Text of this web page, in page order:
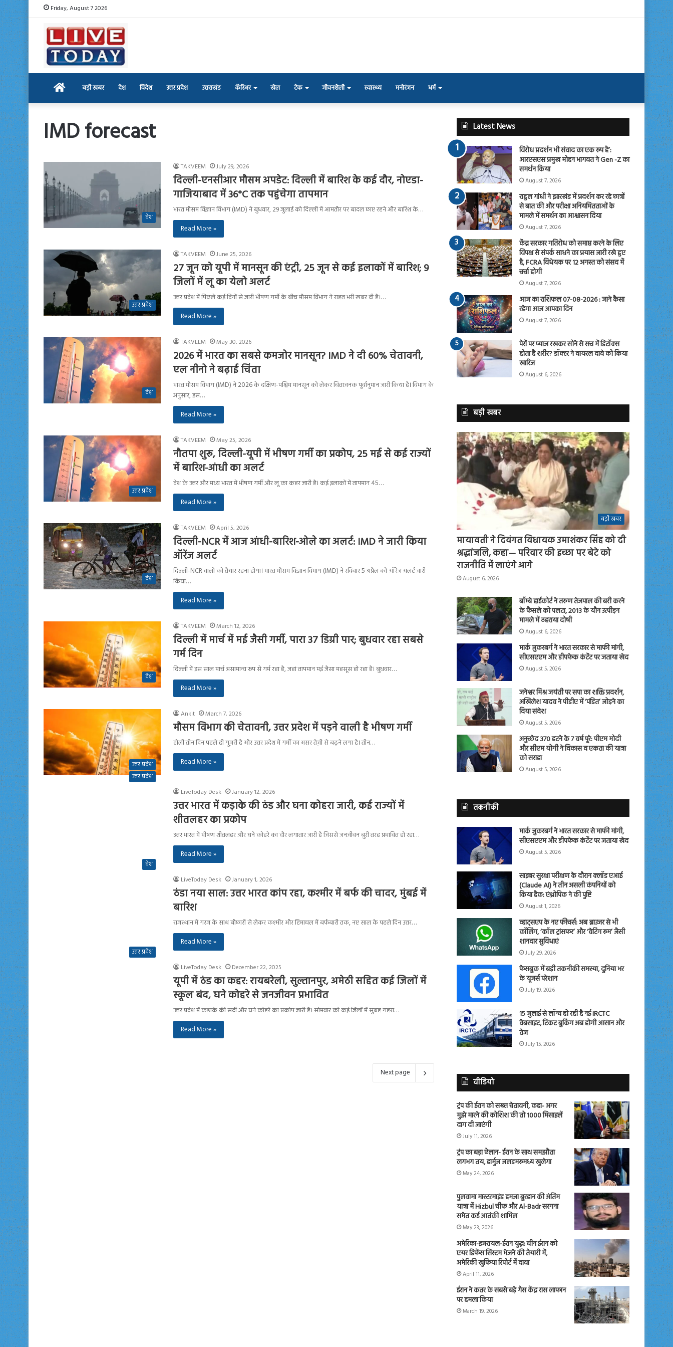
Friday, August 7 2026
Home बड़ी खबर देश विदेश उत्तर प्रदेश उत्तराखंड कॅरिअर खेल टेक जीवनशैली स्वास्थ्य मनोरंजन धर्म
IMD forecast
देश
TAKVEEM July 29, 2026
दिल्ली-एनसीआर मौसम अपडेट: दिल्ली में बारिश के कई दौर, नोएडा-
गाजियाबाद में 36°C तक पहुंचेगा तापमान
भारत मौसम विज्ञान विभाग (IMD) ने बुधवार, 29 जुलाई को दिल्ली में आमतौर पर बादल छाए रहने और बारिश के…
Read More »
उत्तर प्रदेश
TAKVEEM June 25, 2026
27 जून को यूपी में मानसून की एंट्री, 25 जून से कई इलाकों में बारिश; 9
जिलों में लू का येलो अलर्ट
उत्तर प्रदेश में पिछले कई दिनों से जारी भीषण गर्मी के बीच मौसम विभाग ने राहत भरी खबर दी है।…
Read More »
देश
TAKVEEM May 30, 2026
2026 में भारत का सबसे कमजोर मानसून? IMD ने दी 60% चेतावनी,
एल नीनो ने बढ़ाई चिंता
भारत मौसम विभाग (IMD) ने 2026 के दक्षिण-पश्चिम मानसून को लेकर चिंताजनक पूर्वानुमान जारी किया है। विभाग के
अनुसार, इस…
Read More »
उत्तर प्रदेश
TAKVEEM May 25, 2026
नौतपा शुरू, दिल्ली-यूपी में भीषण गर्मी का प्रकोप, 25 मई से कई राज्यों
में बारिश-आंधी का अलर्ट
देश के उत्तर और मध्य भारत में भीषण गर्मी और लू का कहर जारी है। कई इलाकों में तापमान 45…
Read More »
देश
TAKVEEM April 5, 2026
दिल्ली-NCR में आज आंधी-बारिश-ओले का अलर्ट: IMD ने जारी किया
ऑरेंज अलर्ट
दिल्ली-NCR वालों को तैयार रहना होगा। भारत मौसम विज्ञान विभाग (IMD) ने रविवार 5 अप्रैल को ऑरेंज अलर्ट जारी
किया…
Read More »
देश
TAKVEEM March 12, 2026
दिल्ली में मार्च में मई जैसी गर्मी, पारा 37 डिग्री पार; बुधवार रहा सबसे
गर्म दिन
दिल्ली में इस साल मार्च असामान्य रूप से गर्म रहा है, जहां तापमान मई जैसा महसूस हो रहा है। बुधवार…
Read More »
उत्तर प्रदेश
Ankit March 7, 2026
मौसम विभाग की चेतावनी, उत्तर प्रदेश में पड़ने वाली है भीषण गर्मी
होली तीन दिन पहले ही गुज़री है और उत्तर प्रदेश में गर्मी का असर तेज़ी से बढ़ने लगा है। तीन…
Read More »
उत्तर प्रदेश
LiveToday Desk
January 12, 2026
उत्तर भारत में कड़ाके की ठंड और घना कोहरा जारी, कई राज्यों में
शीतलहर का प्रकोप
उत्तर भारत में भीषण शीतलहर और घने कोहरे का दौर लगातार जारी है जिससे जनजीवन बुरी तरह प्रभावित हो रहा…
Read More »
देश
LiveToday Desk
January 1, 2026
ठंडा नया साल: उत्तर भारत कांप रहा, कश्मीर में बर्फ की चादर, मुंबई में
बारिश
राजस्थान में गरज के साथ बौछारों से लेकर कश्मीर और हिमाचल में बर्फबारी तक, नए साल के पहले दिन उत्तर…
Read More »
उत्तर प्रदेश
LiveToday Desk
December 22, 2025
यूपी में ठंड का कहर: रायबरेली, सुल्तानपुर, अमेठी सहित कई जिलों में
स्कूल बंद, घने कोहरे से जनजीवन प्रभावित
उत्तर प्रदेश में कड़ाके की सर्दी और घने कोहरे का प्रकोप जारी है। सोमवार को कई जिलों में सुबह गहरा…
Read More »
Next page
Latest News
विरोध प्रदर्शन भी संवाद का एक रूप है’:
आरएसएस प्रमुख मोहन भागवत ने Gen -Z का
समर्थन किया
August 7, 2026
राहुल गांधी ने झारखंड में प्रदर्शन कर रहे छात्रों
से बात की और परीक्षा अनियमितताओं के
मामले में समर्थन का आश्वासन दिया
August 7, 2026
केंद्र सरकार गतिरोध को समाप्त करने के लिए
विपक्ष से संपर्क साधने का प्रयास जारी रखे हुए
है, FCRA विधेयक पर 12 अगस्त को संसद में
चर्चा होगी
August 7, 2026
आज का राशिफल 07-08-2026 : जाने कैसा
रहेगा आज आपका दिन
August 7, 2026
पैरों पर प्याज रखकर सोने से सच में डिटॉक्स
होता है शरीर? डॉक्टर ने वायरल दावे को किया
खारिज
August 6, 2026
बड़ी खबर
बड़ी खबर
मायावती ने दिवंगत विधायक उमाशंकर सिंह को दी
श्रद्धांजलि, कहा— परिवार की इच्छा पर बेटे को
राजनीति में लाएंगे आगे
August 6, 2026
बॉम्बे हाईकोर्ट ने तरुण तेजपाल की बरी करने
के फैसले को पलटा, 2013 के यौन उत्पीड़न
मामले में ठहराया दोषी
August 6, 2026
मार्क जुकरबर्ग ने भारत सरकार से माफी मांगी,
सीएसएएम और डीपफेक कंटेंट पर जताया खेद
August 5, 2026
जनेश्वर मिश्र जयंती पर सपा का शक्ति प्रदर्शन,
अखिलेश यादव ने पीडीए में ‘पंडित’ जोड़ने का
दिया संदेश
August 5, 2026
अनुच्छेद 370 हटने के 7 वर्ष पूरे: पीएम मोदी
और सीएम योगी ने विकास व एकता की यात्रा
को सराहा
August 5, 2026
तकनीकी
मार्क जुकरबर्ग ने भारत सरकार से माफी मांगी,
सीएसएएम और डीपफेक कंटेंट पर जताया खेद
August 5, 2026
साइबर सुरक्षा परीक्षण के दौरान क्लॉड एआई
(Claude AI) ने तीन असली कंपनियों को
किया हैक: एंथ्रोपिक ने की पुष्टि
August 1, 2026
व्हाट्सएप के नए फीचर्स: अब ब्राउजर से भी
कॉलिंग, ‘कॉल ट्रांसफर’ और ‘वेटिंग रूम’ जैसी
शानदार सुविधाएं
July 29, 2026
फेसबुक में बड़ी तकनीकी समस्या, दुनिया भर
के यूजर्स परेशान
July 19, 2026
15 जुलाई से लॉन्च हो रही है नई IRCTC
वेबसाइट, टिकट बुकिंग अब होगी आसान और
तेज
July 15, 2026
वीडियो
ट्रंप की ईरान को सख्त चेतावनी, कहा- अगर
मुझे मारने की कोशिश की तो 1000 मिसाइलें
दाग दी जाएंगी
July 11, 2026
ट्रंप का बड़ा ऐलान- ईरान के साथ समझौता
लगभग तय, हार्मुज जलडमरूमध्य खुलेगा
May 24, 2026
पुलवामा मास्टरमाइंड हमजा बुरहान की अंतिम
यात्रा में Hizbul चीफ और Al-Badr सरगना
समेत कई आतंकी शामिल
May 23, 2026
अमेरिका-इजरायल-ईरान युद्ध: चीन ईरान को
एयर डिफेंस सिस्टम भेजने की तैयारी में,
अमेरिकी खुफिया रिपोर्ट में दावा
April 11, 2026
ईरान ने कतर के सबसे बड़े गैस केंद्र रास लाफान
पर हमला किया
March 19, 2026